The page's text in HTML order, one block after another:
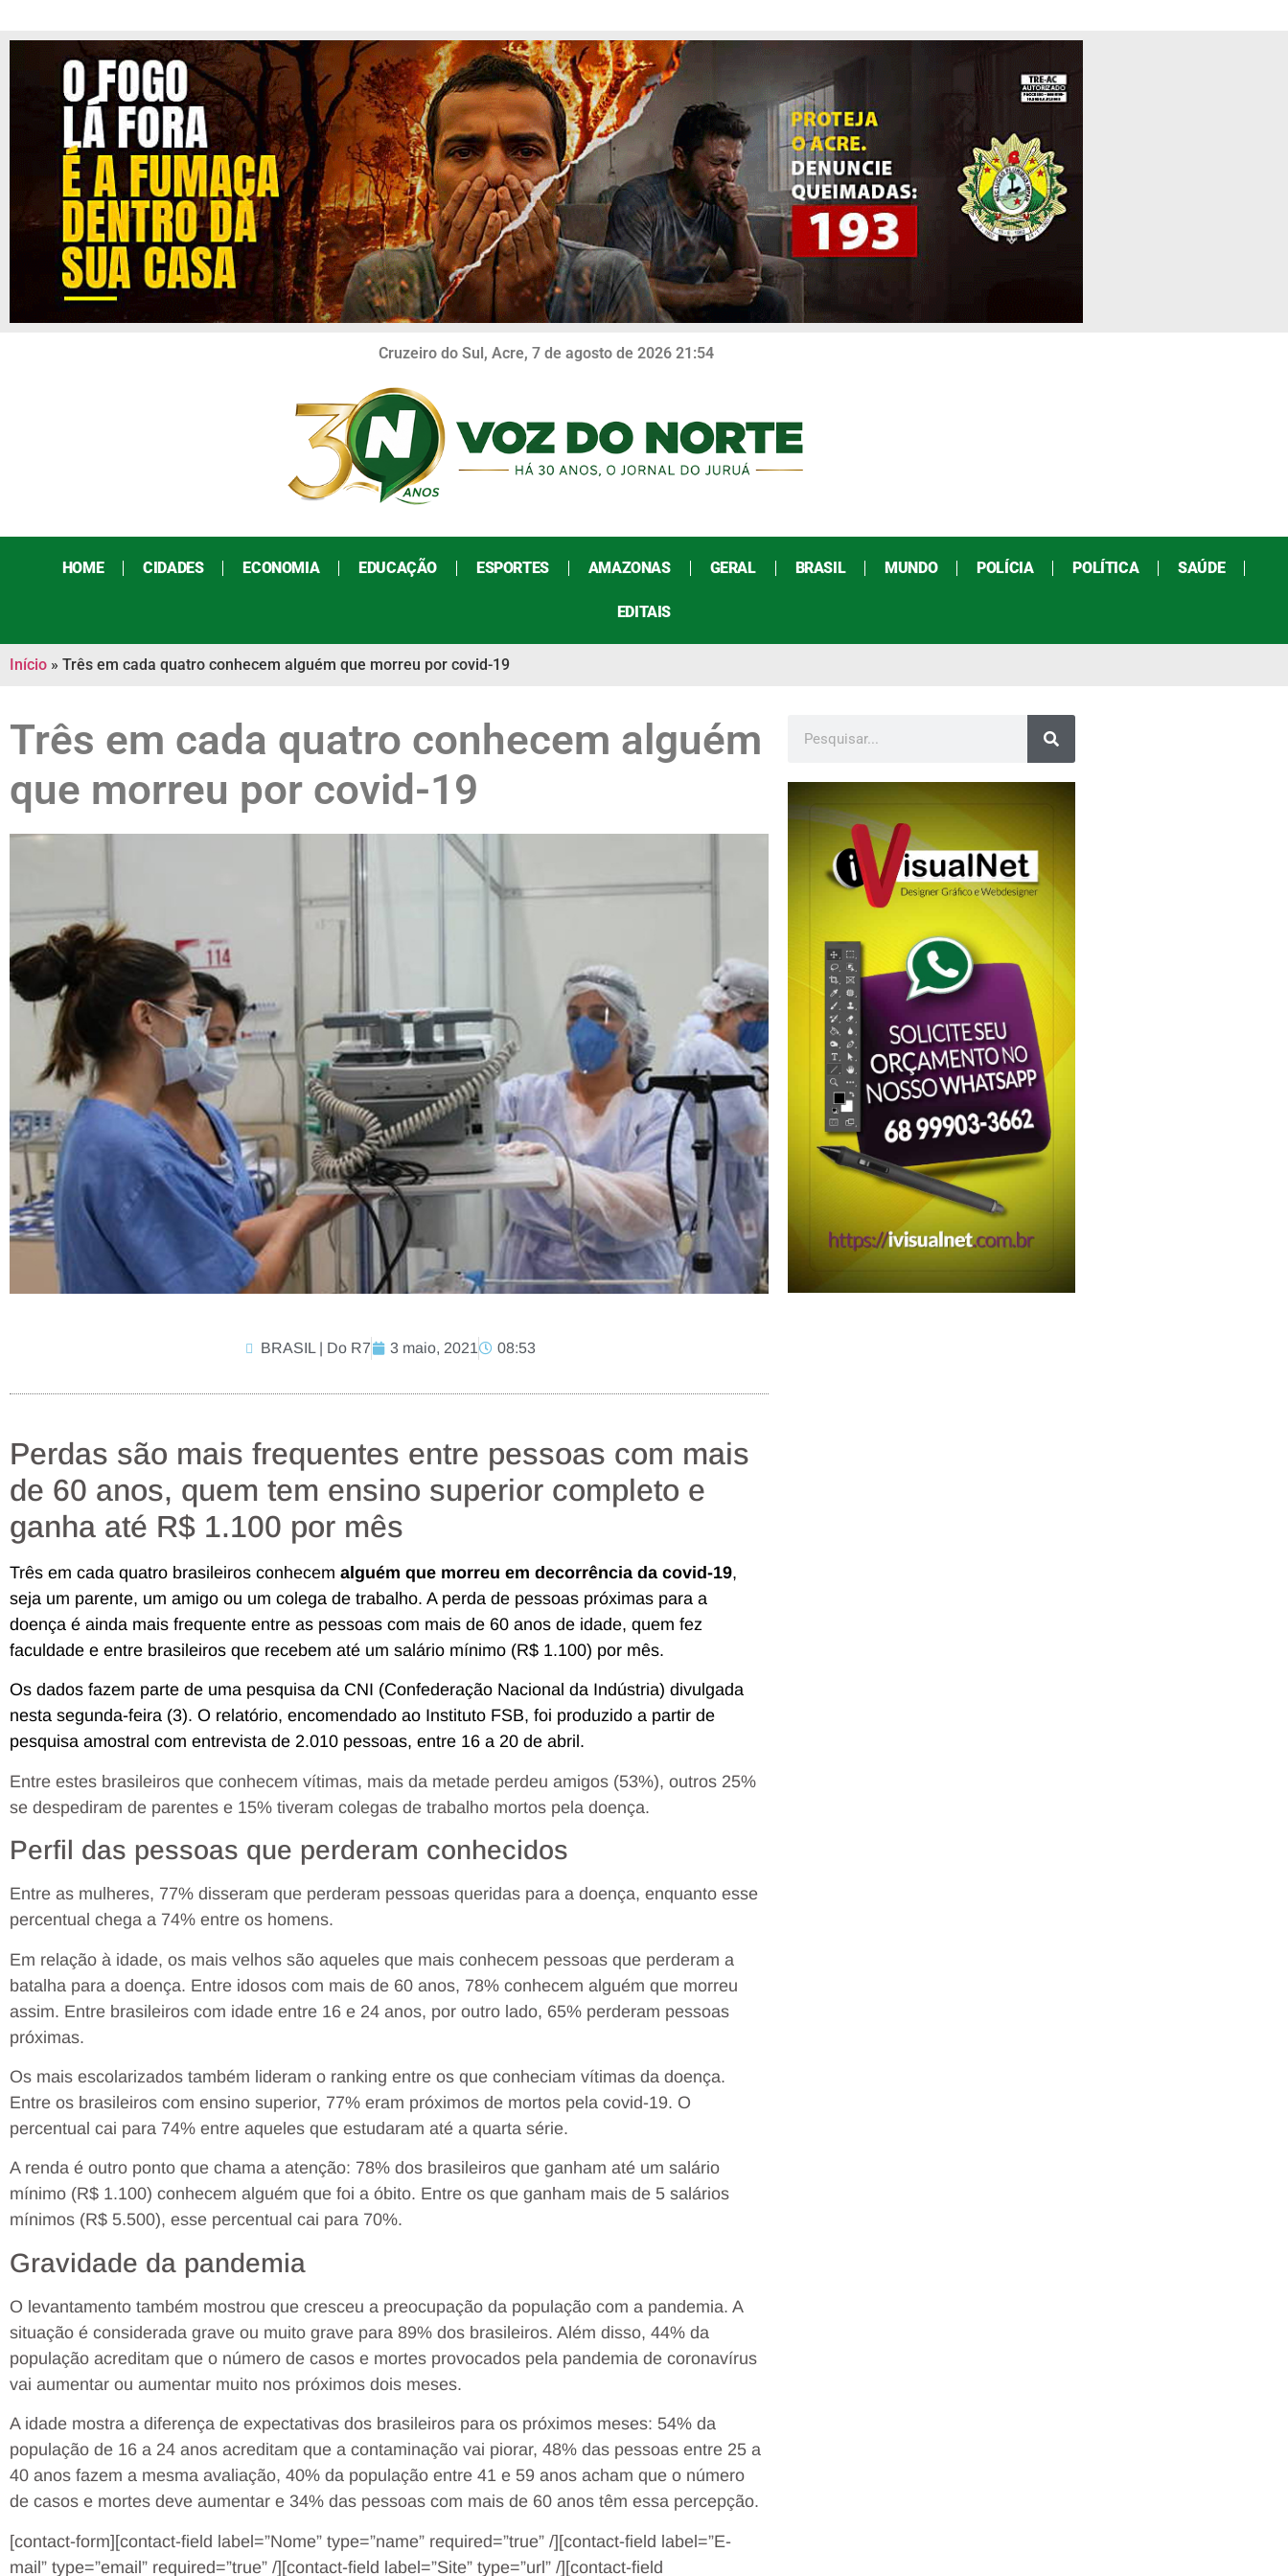
Cruzeiro do Sul, Acre, 7 de agosto de 2026 21:54
HOME CIDADES ECONOMIA EDUCAÇÃO ESPORTES AMAZONAS GERAL BRASIL MUNDO POLÍCIA POLÍTICA SAÚDE
EDITAIS
Início » Três em cada quatro conhecem alguém que morreu por covid-19
Três em cada quatro conhecem alguém
que morreu por covid-19
BRASIL | Do R7 3 maio, 2021 08:53
Perdas são mais frequentes entre pessoas com mais
de 60 anos, quem tem ensino superior completo e
ganha até R$ 1.100 por mês
Três em cada quatro brasileiros conhecem alguém que morreu em decorrência da covid-19,
seja um parente, um amigo ou um colega de trabalho. A perda de pessoas próximas para a
doença é ainda mais frequente entre as pessoas com mais de 60 anos de idade, quem fez
faculdade e entre brasileiros que recebem até um salário mínimo (R$ 1.100) por mês.
Os dados fazem parte de uma pesquisa da CNI (Confederação Nacional da Indústria) divulgada
nesta segunda-feira (3). O relatório, encomendado ao Instituto FSB, foi produzido a partir de
pesquisa amostral com entrevista de 2.010 pessoas, entre 16 a 20 de abril.
Entre estes brasileiros que conhecem vítimas, mais da metade perdeu amigos (53%), outros 25%
se despediram de parentes e 15% tiveram colegas de trabalho mortos pela doença.
Perfil das pessoas que perderam conhecidos
Entre as mulheres, 77% disseram que perderam pessoas queridas para a doença, enquanto esse
percentual chega a 74% entre os homens.
Em relação à idade, os mais velhos são aqueles que mais conhecem pessoas que perderam a
batalha para a doença. Entre idosos com mais de 60 anos, 78% conhecem alguém que morreu
assim. Entre brasileiros com idade entre 16 e 24 anos, por outro lado, 65% perderam pessoas
próximas.
Os mais escolarizados também lideram o ranking entre os que conheciam vítimas da doença.
Entre os brasileiros com ensino superior, 77% eram próximos de mortos pela covid-19. O
percentual cai para 74% entre aqueles que estudaram até a quarta série.
A renda é outro ponto que chama a atenção: 78% dos brasileiros que ganham até um salário
mínimo (R$ 1.100) conhecem alguém que foi a óbito. Entre os que ganham mais de 5 salários
mínimos (R$ 5.500), esse percentual cai para 70%.
Gravidade da pandemia
O levantamento também mostrou que cresceu a preocupação da população com a pandemia. A
situação é considerada grave ou muito grave para 89% dos brasileiros. Além disso, 44% da
população acreditam que o número de casos e mortes provocados pela pandemia de coronavírus
vai aumentar ou aumentar muito nos próximos dois meses.
A idade mostra a diferença de expectativas dos brasileiros para os próximos meses: 54% da
população de 16 a 24 anos acreditam que a contaminação vai piorar, 48% das pessoas entre 25 a
40 anos fazem a mesma avaliação, 40% da população entre 41 e 59 anos acham que o número
de casos e mortes deve aumentar e 34% das pessoas com mais de 60 anos têm essa percepção.
[contact-form][contact-field label=”Nome” type=”name” required=”true” /][contact-field label=”E-
mail” type=”email” required=”true” /][contact-field label=”Site” type=”url” /][contact-field